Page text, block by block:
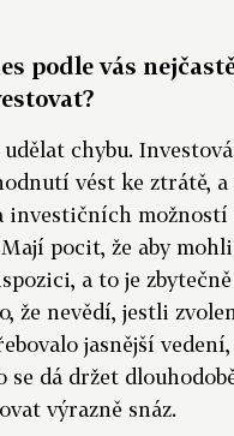
podle vás
chybu.
vést ke ztrátě,
investičních možností
pocit, že aby
a to je
nevědí, jestli
jasnější
dá držet
výrazně snáz.